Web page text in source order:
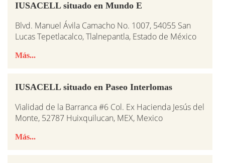
IUSACELL situado en Mundo E
Blvd. Manuel Ávila Camacho No. 1007, 54055 San
Lucas Tepetlacalco, Tlalnepantla, Estado de México
Más...
IUSACELL situado en Paseo Interlomas
Vialidad de la Barranca #6 Col. Ex Hacienda Jesús del
Monte, 52787 Huixquilucan, MEX, Mexico
Más...